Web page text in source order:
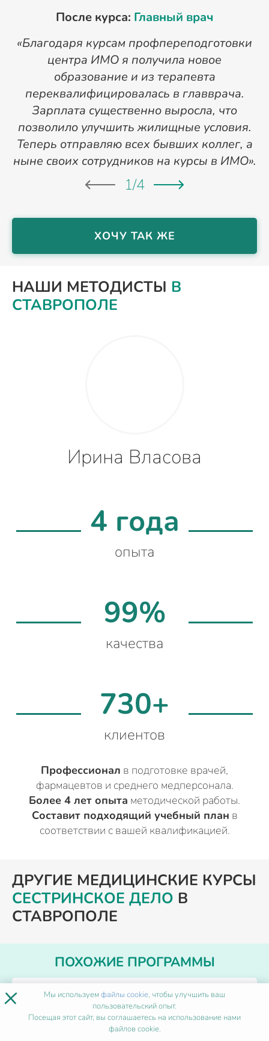
После курса: Главный врач
«Благодаря курсам профпереподготовки
центра ИМО я получила новое
образование и из терапевта
переквалифицировалась в главврача.
Зарплата существенно выросла, что
позволило улучшить жилищные условия.
Теперь отправляю всех бывших коллег, а
ныне своих сотрудников на курсы в ИМО».
1/4
ХОЧУ ТАК ЖЕ
НАШИ МЕТОДИСТЫ В
СТАВРОПОЛЕ
Ирина Власова
4 года
опыта
99%
качества
730+
клиентов
Профессионал в подготовке врачей,
фармацевтов и среднего медперсонала.
Более 4 лет опыта методической работы.
Составит подходящий учебный план в
соответствии с вашей квалификацией.
ДРУГИЕ МЕДИЦИНСКИЕ КУРСЫ
СЕСТРИНСКОЕ ДЕЛО В
СТАВРОПОЛЕ
ПОХОЖИЕ ПРОГРАММЫ
Дизартрия
× Мы используемфайлы cookie, чтобы улучшить ваш
пользовательский опыт.
Посещая этот сайт, вы соглашаетесь на использование нами
файлов cookie.